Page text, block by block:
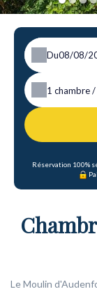
Du
1 chambre /
Réservation 100%
Le Moulin